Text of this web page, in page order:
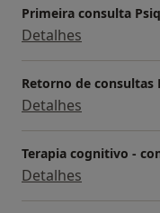
Primeira consulta
Detalhes
Retorno de consultas
Detalhes
Terapia cognitivo -
Detalhes